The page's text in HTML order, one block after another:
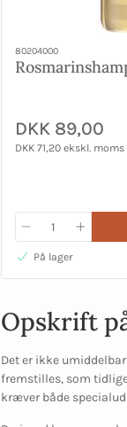
80204000
DKK 89,00
DKK 71,20 ekskl. moms
På lager
Opskrift
Det er ikke
fremstilles, som
kræver både